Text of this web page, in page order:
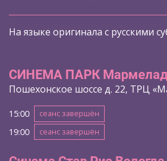
На языке оригинала с русскими
СИНЕМА ПАРК
Пошехонское шоссе д. 22, ТРЦ
15:00 сеанс завершён
19:00 сеанс завершён